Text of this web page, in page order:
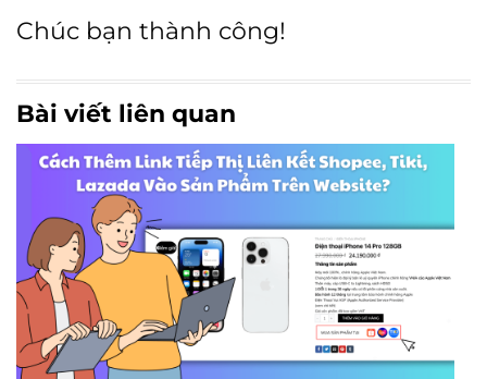
Chúc bạn thành công!
Bài viết liên quan